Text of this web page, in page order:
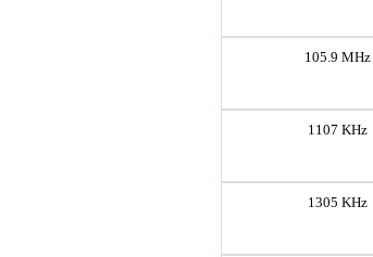
105.9 MHz
1107 KHz
1305 KHz